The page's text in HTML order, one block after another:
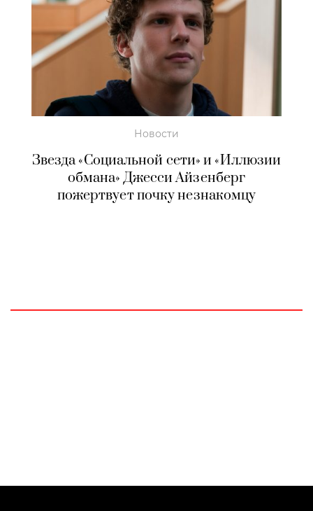
Новости
Звезда «Социальной сети» и «Иллюзии
обмана» Джесси Айзенберг
пожертвует почку незнакомцу